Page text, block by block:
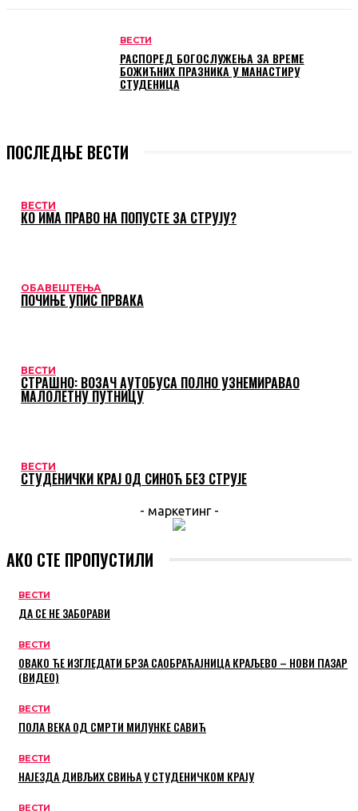
ВЕСТИ
РАСПОРЕД БОГОСЛУЖЕЊА ЗА ВРЕМЕ
БОЖИЋНИХ ПРАЗНИКА У МАНАСТИРУ
СТУДЕНИЦА
ПОСЛЕДЊЕ ВЕСТИ
ВЕСТИ
КО ИМА ПРАВО НА ПОПУСТЕ ЗА СТРУЈУ?
ОБАВЕШТЕЊА
ПОЧИЊЕ УПИС ПРВАКА
ВЕСТИ
СТРАШНО: ВОЗАЧ АУТОБУСА ПОЛНО УЗНЕМИРАВАО
МАЛОЛЕТНУ ПУТНИЦУ
ВЕСТИ
СТУДЕНИЧКИ КРАЈ ОД СИНОЋ БЕЗ СТРУЈЕ
- маркетинг -
АКО СТЕ ПРОПУСТИЛИ
ВЕСТИ
ДА СЕ НЕ ЗАБОРАВИ
ВЕСТИ
ОВАКО ЋЕ ИЗГЛЕДАТИ БРЗА САОБРАЋАЈНИЦА КРАЉЕВО – НОВИ ПАЗАР
(ВИДЕО)
ВЕСТИ
ПОЛА ВЕКА ОД СМРТИ МИЛУНКЕ САВИЋ
ВЕСТИ
НАЈЕЗДА ДИВЉИХ СВИЊА У СТУДЕНИЧКОМ КРАЈУ
ВЕСТИ